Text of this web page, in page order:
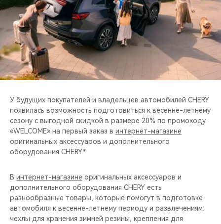
CHERY И СПОРТ
НАШИ МЕРОПРИЯТИЯ
ВИДЕООБЗОРЫ
CHERY ДЛЯ ДЕТЕЙ
У будущих покупателей и владельцев автомобилей CHERY
появилась возможность подготовиться к весенне-летнему
сезону с выгодной скидкой в размере 20% по промокоду
«WELCOME» на первый заказ в интернет-магазине
оригинальных аксессуаров и дополнительного
оборудования CHERY.*
В интернет-магазине оригинальных аксессуаров и
дополнительного оборудования CHERY есть
разнообразные товары, которые помогут в подготовке
автомобиля к весенне-летнему периоду и развлечениям:
чехлы для хранения зимней резины, крепления для